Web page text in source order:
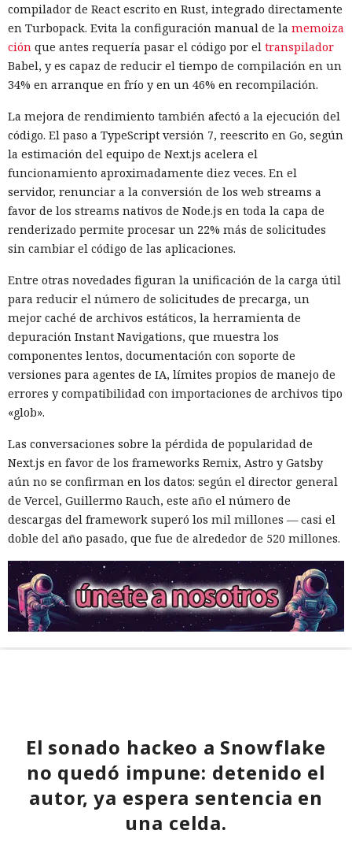
compilador de React escrito en Rust, integrado directamente
en Turbopack. Evita la configuración manual de la memoiza
ción que antes requería pasar el código por el transpilador
Babel, y es capaz de reducir el tiempo de compilación en un
34% en arranque en frío y en un 46% en recompilación.
La mejora de rendimiento también afectó a la ejecución del
código. El paso a TypeScript versión 7, reescrito en Go, según
la estimación del equipo de Next.js acelera el
funcionamiento aproximadamente diez veces. En el
servidor, renunciar a la conversión de los web streams a
favor de los streams nativos de Node.js en toda la capa de
renderizado permite procesar un 22% más de solicitudes
sin cambiar el código de las aplicaciones.
Entre otras novedades figuran la unificación de la carga útil
para reducir el número de solicitudes de precarga, un
mejor caché de archivos estáticos, la herramienta de
depuración Instant Navigations, que muestra los
componentes lentos, documentación con soporte de
versiones para agentes de IA, límites propios de manejo de
errores y compatibilidad con importaciones de archivos tipo
«glob».
Las conversaciones sobre la pérdida de popularidad de
Next.js en favor de los frameworks Remix, Astro y Gatsby
aún no se confirman en los datos: según el director general
de Vercel, Guillermo Rauch, este año el número de
descargas del framework superó los mil millones — casi el
doble del año pasado, que fue de alrededor de 520 millones.
El sonado hackeo a Snowflake
no quedó impune: detenido el
autor, ya espera sentencia en
una celda.